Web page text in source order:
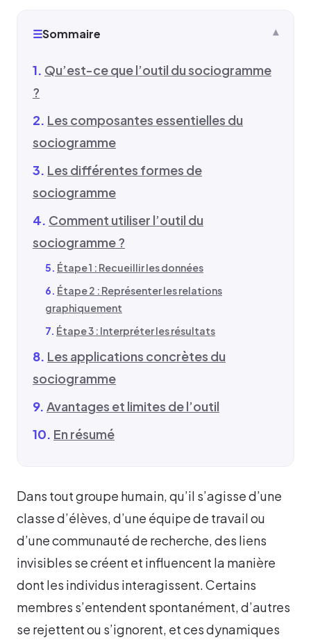
☰Sommaire
Qu’est-ce que l’outil du sociogramme
?
Les composantes essentielles du
sociogramme
Les différentes formes de
sociogramme
Comment utiliser l’outil du
sociogramme ?
Étape 1 : Recueillir les données
Étape 2 : Représenter les relations
graphiquement
Étape 3 : Interpréter les résultats
Les applications concrètes du
sociogramme
Avantages et limites de l’outil
En résumé
Dans tout groupe humain, qu’il s’agisse d’une
classe d’élèves, d’une équipe de travail ou
d’une communauté de recherche, des liens
invisibles se créent et influencent la manière
dont les individus interagissent. Certains
membres s’entendent spontanément, d’autres
se rejettent ou s’ignorent, et ces dynamiques